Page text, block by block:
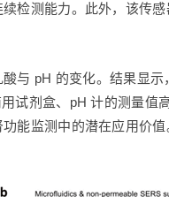
检测能力。此外，该传
与 pH 的变化。结果显
剂盒、pH 计的测量值
监测中的潜在应用价